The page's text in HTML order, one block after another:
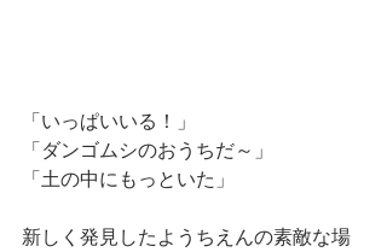
「いっぱいいる！」
「ダンゴムシのおうちだ～」
「土の中にもっといた」
新しく発見したようちえんの素敵な場